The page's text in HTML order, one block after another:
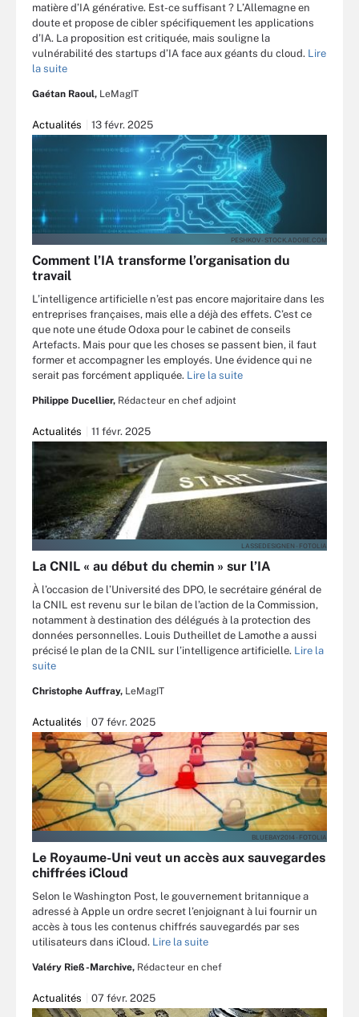
matière d’IA générative. Est-ce suffisant ? L’Allemagne en
doute et propose de cibler spécifiquement les applications
d’IA. La proposition est critiquée, mais souligne la
vulnérabilité des startups d’IA face aux géants du cloud. Lire
la suite
Gaétan Raoul, LeMagIT
Actualités 13 févr. 2025
PESHKOV - STOCK.ADOBE.COM
Comment l’IA transforme l’organisation du
travail
L’intelligence artificielle n’est pas encore majoritaire dans les
entreprises françaises, mais elle a déjà des effets. C’est ce
que note une étude Odoxa pour le cabinet de conseils
Artefacts. Mais pour que les choses se passent bien, il faut
former et accompagner les employés. Une évidence qui ne
serait pas forcément appliquée. Lire la suite
Philippe Ducellier, Rédacteur en chef adjoint
Actualités 11 févr. 2025
LASSEDESIGNEN - FOTOLIA
La CNIL « au début du chemin » sur l’IA
À l’occasion de l’Université des DPO, le secrétaire général de
la CNIL est revenu sur le bilan de l’action de la Commission,
notamment à destination des délégués à la protection des
données personnelles. Louis Dutheillet de Lamothe a aussi
précisé le plan de la CNIL sur l’intelligence artificielle. Lire la
suite
Christophe Auffray, LeMagIT
Actualités 07 févr. 2025
BLUEBAY2014 - FOTOLIA
Le Royaume-Uni veut un accès aux sauvegardes
chiffrées iCloud
Selon le Washington Post, le gouvernement britannique a
adressé à Apple un ordre secret l’enjoignant à lui fournir un
accès à tous les contenus chiffrés sauvegardés par ses
utilisateurs dans iCloud. Lire la suite
Valéry Rieß-Marchive, Rédacteur en chef
Actualités 07 févr. 2025